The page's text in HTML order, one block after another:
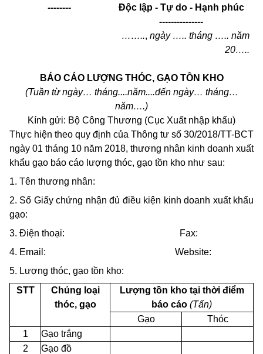
--------
Độc lập - Tự do - Hạnh phúc
---------------
…….., ngày ….. tháng ….. năm
20…..
BÁO CÁO LƯỢNG THÓC, GẠO TỒN KHO
(Tuần từ ngày… tháng....năm....đến ngày… tháng…
năm….)
Kính gửi: Bộ Công Thương (Cục Xuất nhập khẩu)
Thực hiện theo quy định của Thông tư số 30/2018/TT-BCT
ngày 01 tháng 10 năm 2018, thương nhân kinh doanh xuất
khẩu gạo báo cáo lượng thóc, gạo tồn kho như sau:
1. Tên thương nhân:
2. Số Giấy chứng nhận đủ điều kiện kinh doanh xuất khẩu
gạo:
3. Điện thoại: Fax:
4. Email: Website:
5. Lượng thóc, gạo tồn kho:
STT
Chủng loại
thóc, gạo
Lượng tồn kho tại thời điểm
báo cáo (Tấn)
Gạo
Thóc
1
Gạo trắng
2
Gạo đồ